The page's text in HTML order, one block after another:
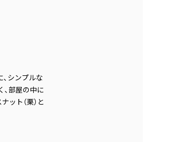
シンプルな
部屋の中に
ット（栗）と